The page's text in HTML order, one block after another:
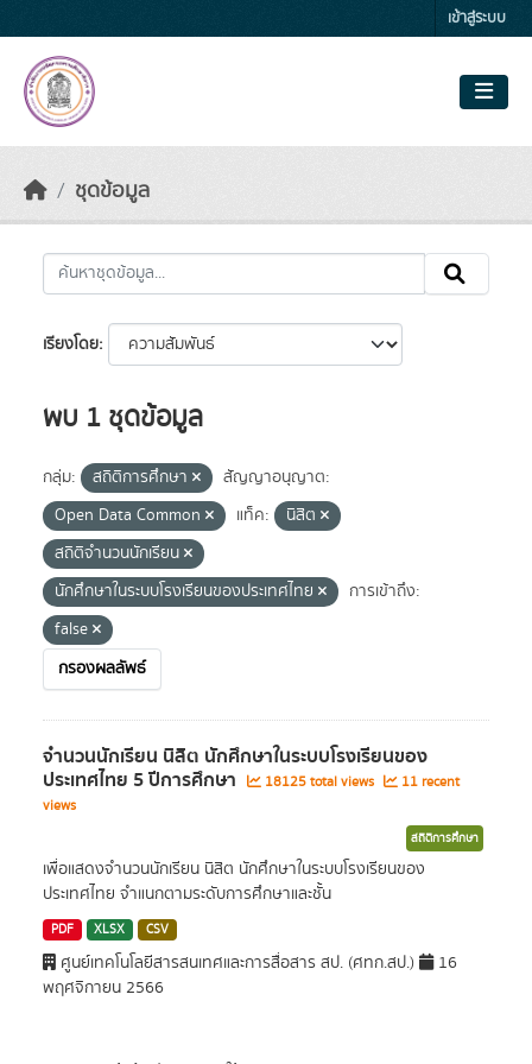
เข้าสู่ระบบ
ชุดข้อมูล
เรียงโดย
พบ 1 ชุดข้อมูล
กลุ่ม: สถิติการศึกษา
สัญญาอนุญาต:
Open Data Common
แท็ค:
นิสิต
สถิติจำนวนนักเรียน
นักศึกษาในระบบโรงเรียนของประเทศไทย
การเข้าถึง:
false
กรองผลลัพธ์
จำนวนนักเรียน นิสิต นักศึกษาในระบบโรงเรียนของ
ประเทศไทย 5 ปีการศึกษา 18125 total views
11 recent
views
สถิติการศึกษา
เพื่อแสดงจำนวนนักเรียน นิสิต นักศึกษาในระบบโรงเรียนของ
ประเทศไทย จำแนกตามระดับการศึกษาและชั้น
PDF XLSX CSV
ศูนย์เทคโนโลยีสารสนเทศและการสื่อสาร สป. (ศทก.สป.)
16
พฤศจิกายน 2566